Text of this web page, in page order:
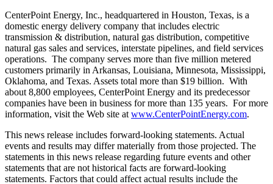
CenterPoint Energy, Inc., headquartered in Houston, Texas, is a
domestic energy delivery company that includes electric
transmission & distribution, natural gas distribution, competitive
natural gas sales and services, interstate pipelines, and field services
operations. The company serves more than five million metered
customers primarily in Arkansas, Louisiana, Minnesota, Mississippi,
Oklahoma, and Texas. Assets total more than $19 billion. With
about 8,800 employees, CenterPoint Energy and its predecessor
companies have been in business for more than 135 years. For more
information, visit the Web site at www.CenterPointEnergy.com.
This news release includes forward-looking statements. Actual
events and results may differ materially from those projected. The
statements in this news release regarding future events and other
statements that are not historical facts are forward-looking
statements. Factors that could affect actual results include the